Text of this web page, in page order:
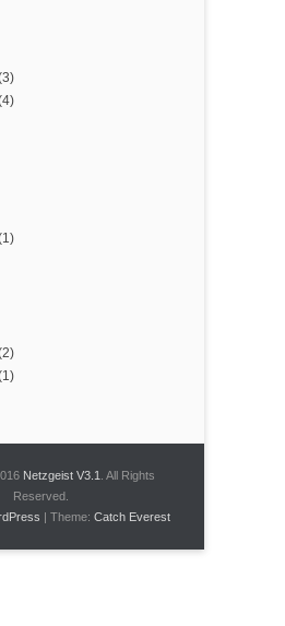
Netzgeist V3.1 . All Rights
Reserved.
| Theme: Catch Everest